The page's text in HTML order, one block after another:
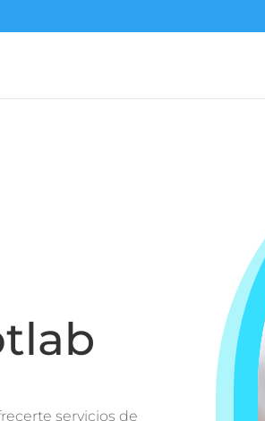
servicios de